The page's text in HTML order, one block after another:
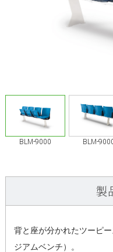
BLM-9000 BLM-
製
背と座が分かれたツーピ
ジアムベンチ）。